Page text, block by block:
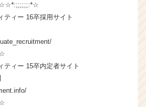
ティー 16卒採用サイト
ティー 15卒内定者サイト